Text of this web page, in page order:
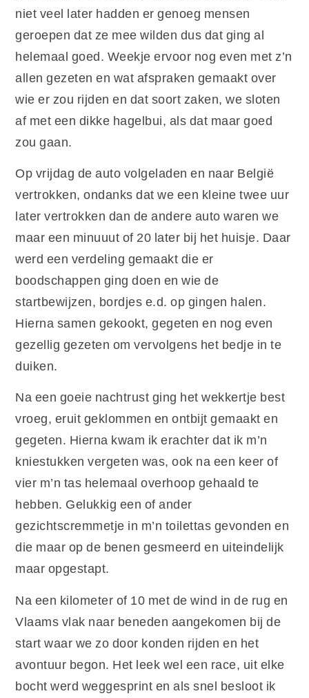
niet veel later hadden er genoeg mensen
geroepen dat ze mee wilden dus dat ging al
helemaal goed. Weekje ervoor nog even met z’n
allen gezeten en wat afspraken gemaakt over
wie er zou rijden en dat soort zaken, we sloten
af met een dikke hagelbui, als dat maar goed
zou gaan.
Op vrijdag de auto volgeladen en naar België
vertrokken, ondanks dat we een kleine twee uur
later vertrokken dan de andere auto waren we
maar een minuuut of 20 later bij het huisje. Daar
werd een verdeling gemaakt die er
boodschappen ging doen en wie de
startbewijzen, bordjes e.d. op gingen halen.
Hierna samen gekookt, gegeten en nog even
gezellig gezeten om vervolgens het bedje in te
duiken.
Na een goeie nachtrust ging het wekkertje best
vroeg, eruit geklommen en ontbijt gemaakt en
gegeten. Hierna kwam ik erachter dat ik m’n
kniestukken vergeten was, ook na een keer of
vier m’n tas helemaal overhoop gehaald te
hebben. Gelukkig een of ander
gezichtscremmetje in m’n toilettas gevonden en
die maar op de benen gesmeerd en uiteindelijk
maar opgestapt.
Na een kilometer of 10 met de wind in de rug en
Vlaams vlak naar beneden aangekomen bij de
start waar we zo door konden rijden en het
avontuur begon. Het leek wel een race, uit elke
bocht werd weggesprint en als snel besloot ik